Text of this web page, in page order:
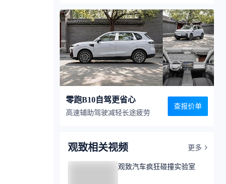
零跑B10自驾更省心
高速辅助驾驶减轻长途疲劳
查报价单
观致相关视频 更多
观致汽车疯狂碰撞实验室